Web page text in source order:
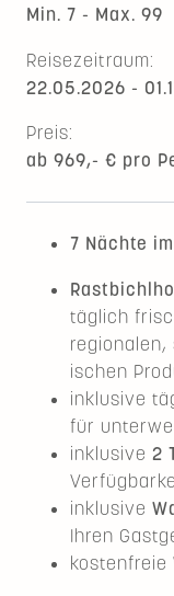
Min. 7 - Max. 99
Reisezeitraum:
22.05.2026 -
Preis:
ab 969,- € pro
7 Nächte
täglich
ischen
inklusive
für
inklusive2
inklusive
Ihren
kostenfreie